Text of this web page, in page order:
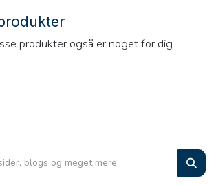
produkter også er noget for dig